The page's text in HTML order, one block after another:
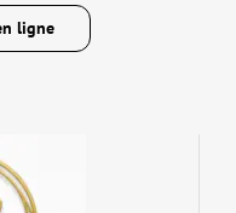
ligne